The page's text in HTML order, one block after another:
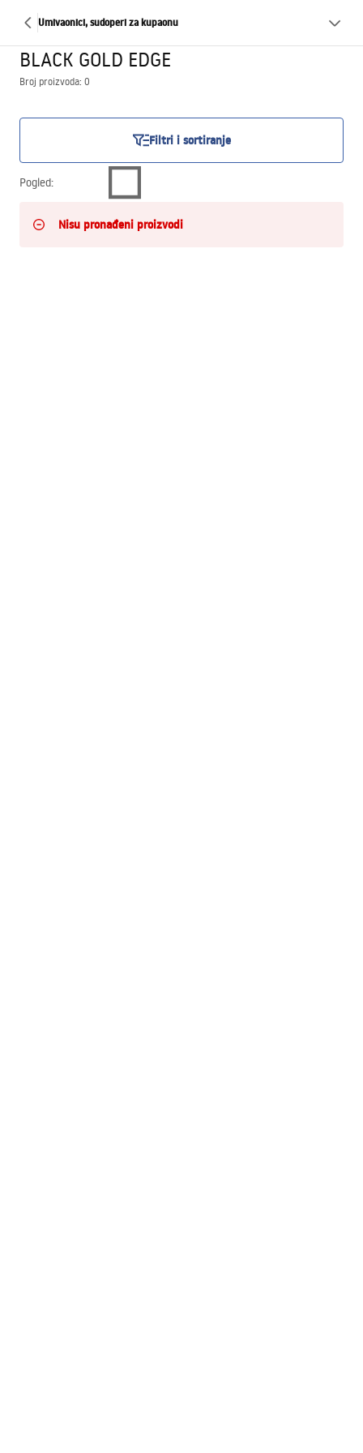
Umivaonici, sudoperi za kupaonu
BLACK GOLD EDGE
Broj proizvoda: 0
Filtri i sortiranje
Pogled:
Nisu pronađeni proizvodi